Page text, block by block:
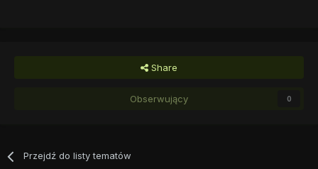
Share
Obserwujący 0
Przejdź do listy tematów